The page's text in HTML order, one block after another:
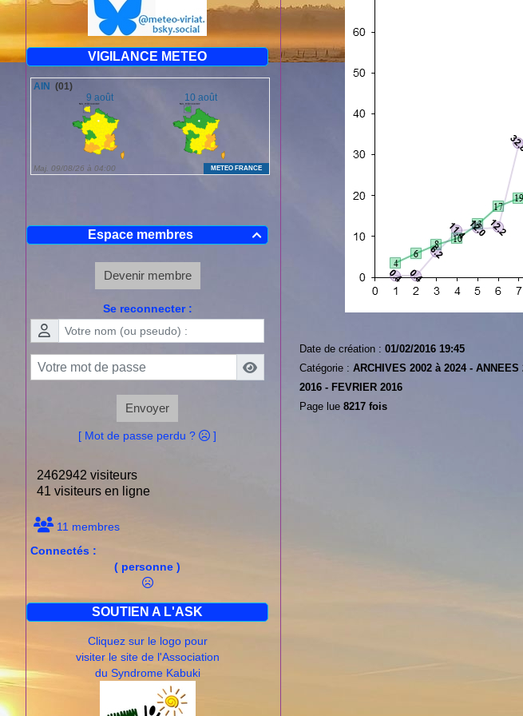
VIGILANCE METEO

Espace membres
Devenir membre
Se reconnecter :
Envoyer
[ Mot de passe perdu ? ]
2462942 visiteurs
41 visiteurs en ligne
11 membres
Connectés :
( personne )
SOUTIEN A L'ASK
Cliquez sur le logo pour
visiter le site de l'Association
du Syndrome Kabuki
Date de création : 01/02/2016 19:45
Catégorie : ARCHIVES 2002 à 2024 - ANNEES
2016 - FEVRIER 2016
Page lue 8217 fois